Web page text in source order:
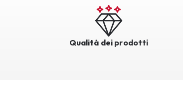
Qualità dei prodotti